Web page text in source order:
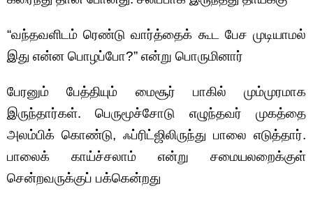
“வந்தவளிடம் ரெண்டு வார்த்தைக் கூட பேச முடியாமல்
இது என்ன பொழப்போ?” என்று பொருமினார்
பேரனும் பேத்தியும் மைசூர் பாகில் மும்முரமாக
இருந்தார்கள். பெருமூச்சோடு எழுந்தவர் முகத்தை
அலம்பிக் கொண்டு, ஃப்ரிட்ஜிலிருந்து பாலை எடுத்தார்.
பாலைக் காய்ச்சலாம் என்று சமையலறைக்குள்
சென்றவருக்குப் பக்கென்றது